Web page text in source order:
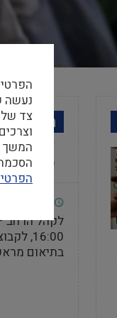
מידע
16:00,
בתיאום
צד
המשך